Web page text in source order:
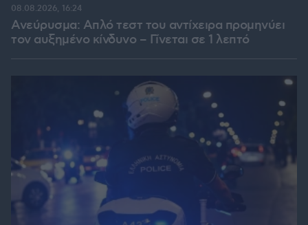
Ανεύρυσμα: Απλό τεστ του αντίχειρα προμηνύει
τον αυξημένο κίνδυνο – Γίνεται σε 1 λεπτό
08.08.2026, 16:24